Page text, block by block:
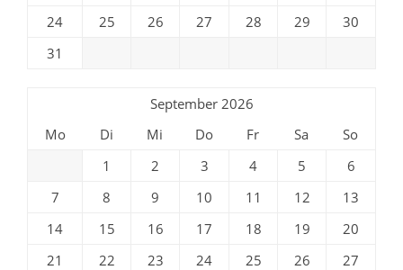
24
25 26 27 28 29
30
31
September 2026
Mo
Di Mi Do Fr Sa
So
1
2 3 4 5
6
7
8 9 10 11 12
13
14
15 16 17 18 19
20
21
22 23 24 25 26
27